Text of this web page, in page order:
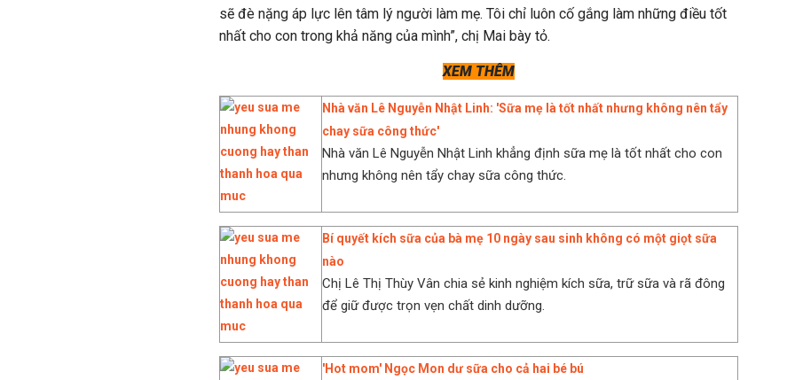
sẽ đè nặng áp lực lên tâm lý người làm mẹ. Tôi chỉ luôn cố gắng làm những điều tốt
nhất cho con trong khả năng của mình”, chị Mai bày tỏ.
XEM THÊM
Nhà văn Lê Nguyễn Nhật Linh: 'Sữa mẹ là tốt nhất nhưng không nên tẩy
chay sữa công thức'
Nhà văn Lê Nguyễn Nhật Linh khẳng định sữa mẹ là tốt nhất cho con
nhưng không nên tẩy chay sữa công thức.
Bí quyết kích sữa của bà mẹ 10 ngày sau sinh không có một giọt sữa
nào
Chị Lê Thị Thùy Vân chia sẻ kinh nghiệm kích sữa, trữ sữa và rã đông
để giữ được trọn vẹn chất dinh dưỡng.
'Hot mom' Ngọc Mon dư sữa cho cả hai bé bú